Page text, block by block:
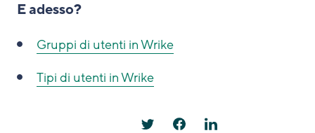
E adesso?
Gruppi di utenti in Wrike
Tipi di utenti in Wrike